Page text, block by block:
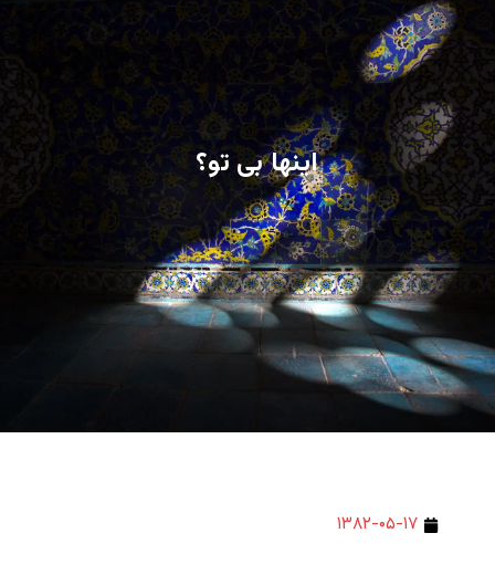
اینها بی تو؟
۱۳۸۲-۰۵-۱۷